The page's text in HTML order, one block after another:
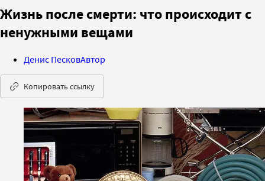
Жизнь после смерти: что происходит с
ненужными вещами
Денис ПесковАвтор
Копировать ссылку